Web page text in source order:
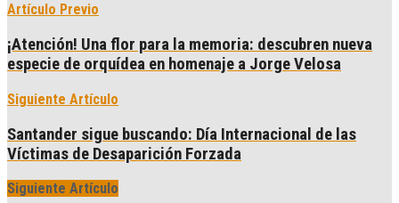
Artículo Previo
¡Atención! Una flor para la memoria: descubren nueva
especie de orquídea en homenaje a Jorge Velosa
Siguiente Artículo
Santander sigue buscando: Día Internacional de las
Víctimas de Desaparición Forzada
Siguiente Artículo